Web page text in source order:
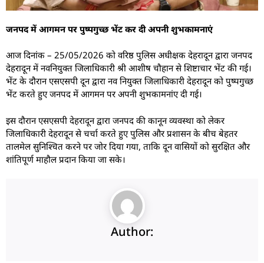
जनपद में आगमन पर पुष्पगुच्छ भेंट कर दी अपनी शुभकामनाएं
आज दिनांक – 25/05/2026 को वरिष्ठ पुलिस अधीक्षक देहरादून द्वारा जनपद
देहरादून में नवनियुक्त जिलाधिकारी श्री आशीष चौहान से शिष्टाचार भेंट की गई।
भेंट के दौरान एसएसपी दून द्वारा नव नियुक्त जिलाधिकारी देहरादून को पुष्पगुच्छ
भेंट करते हुए जनपद में आगमन पर अपनी शुभकामनांए दी गई।
इस दौरान एसएसपी देहरादून द्वारा जनपद की कानून व्यवस्था को लेकर
जिलाधिकारी देहरादून से चर्चा करते हुए पुलिस और प्रशासन के बीच बेहतर
तालमेल सुनिश्चित करने पर जोर दिया गया, ताकि दून वासियों को सुरक्षित और
शांतिपूर्ण माहौल प्रदान किया जा सके।
Author: